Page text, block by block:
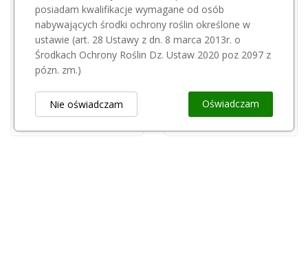
GREEN ECO POLAND
NPK Kinglife CaN 25kg
275,00 zł
PULMIC
posiadam kwalifikacje wymagane od osób
nabywających środki ochrony roślin określone w
ustawie (art. 28 Ustawy z dn. 8 marca 2013r. o
Środkach Ochrony Roślin Dz. Ustaw 2020 poz 2097 z
pózn. zm.)
Oświadczam
Nie oświadczam